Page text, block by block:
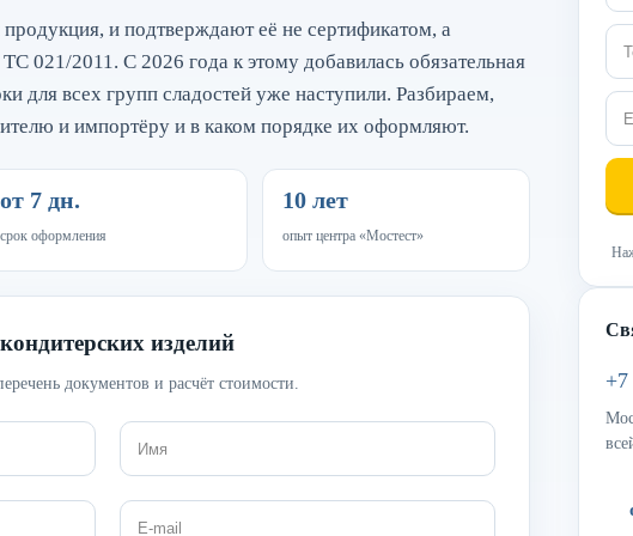
и подтверждают её не сертификатом, а
021/2011. С 2026 года к этому добавилась обязательная
для всех групп сладостей уже наступили. Разбираем,
и импортёру и в каком порядке их оформляют.
от 7 дн.
срок оформления
10 лет
опыт центра «Мостест»
изделий
документов и расчёт стоимости.